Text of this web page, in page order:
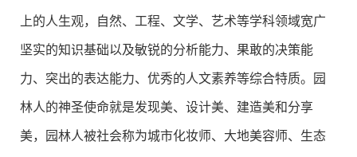
上的人生观，自然、工程、文学、艺术等学科领域宽广
坚实的知识基础以及敏锐的分析能力、果敢的决策能
力、突出的表达能力、优秀的人文素养等综合特质。园
林人的神圣使命就是发现美、设计美、建造美和分享
美，园林人被社会称为城市化妆师、大地美容师、生态